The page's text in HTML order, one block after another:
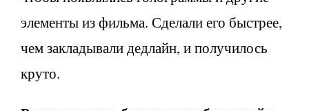
элементы из фильма. Сделали его быстрее,
чем закладывали дедлайн, и получилось
круто.